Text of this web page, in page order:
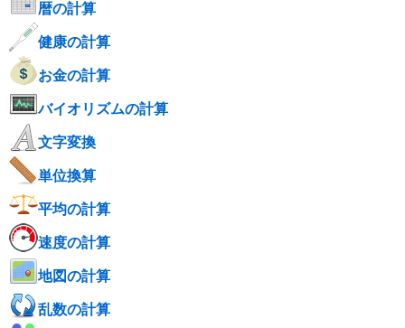
暦の計算
健康の計算
お金の計算
バイオリズムの計算
文字変換
単位換算
平均の計算
速度の計算
地図の計算
乱数の計算